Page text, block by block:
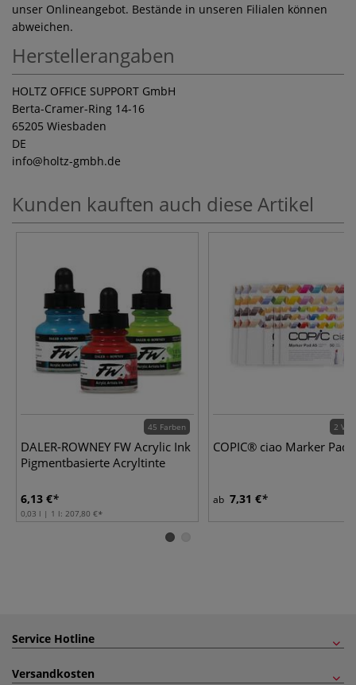
unser Onlineangebot. Bestände in unseren Filialen können
abweichen.
Herstellerangaben
HOLTZ OFFICE SUPPORT GmbH
Berta-Cramer-Ring 14-16
65205 Wiesbaden
DE
info@holtz-gmbh.de
Kunden kauften auch diese Artikel
45 Farben
DALER-ROWNEY FW Acrylic Ink
Pigmentbasierte Acryltinte
6,13 €
0,03 l | 1 l: 207,80 €
2
COPIC® ciao Marker Pad
ab 7,31 €
Service Hotline
Versandkosten